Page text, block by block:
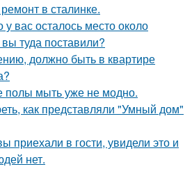
в сталинке.
вас осталось место около
туда поставили?
должно быть в квартире
полы мыть уже не модно.
как представляли "Умный дом"
приехали в гости, увидели это и
нет.